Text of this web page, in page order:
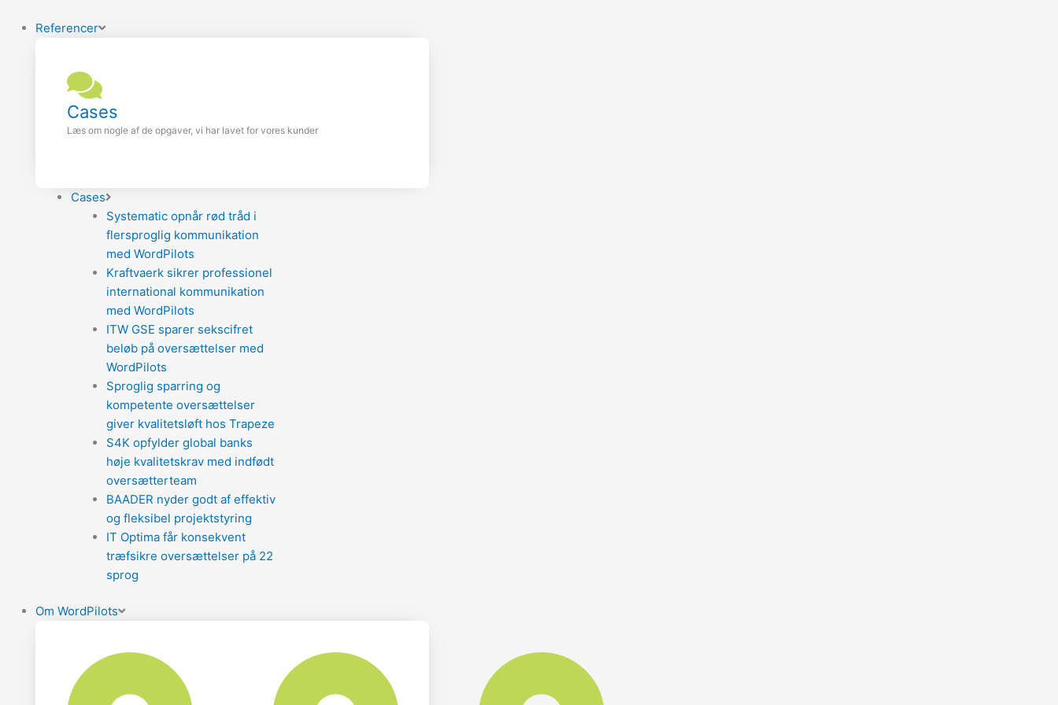
Referencer
Cases
Læs om nogle af de opgaver, vi har lavet for vores kunder
Cases
Systematic opnår rød tråd i
flersproglig kommunikation
med WordPilots
Kraftvaerk sikrer professionel
international kommunikation
med WordPilots
ITW GSE sparer sekscifret
beløb på oversættelser med
WordPilots
Sproglig sparring og
kompetente oversættelser
giver kvalitetsløft hos Trapeze
S4K opfylder global banks
høje kvalitetskrav med indfødt
oversætterteam
BAADER nyder godt af effektiv
og fleksibel projektstyring
IT Optima får konsekvent
træfsikre oversættelser på 22
sprog
Om WordPilots